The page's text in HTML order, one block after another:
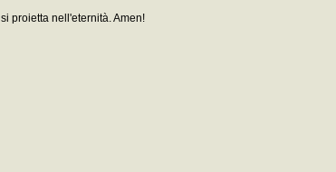
proietta nell'eternità. Amen!